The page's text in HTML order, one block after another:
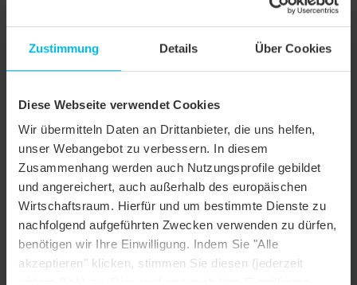
Zustimmung Details Über Cookies
Diese Webseite verwendet Cookies
Wir übermitteln Daten an Drittanbieter, die uns helfen,
unser Webangebot zu verbessern. In diesem
Zusammenhang werden auch Nutzungsprofile gebildet
und angereichert, auch außerhalb des europäischen
Wirtschaftsraum. Hierfür und um bestimmte Dienste zu
nachfolgend aufgeführten Zwecken verwenden zu dürfen,
benötigen wir Ihre Einwilligung. Indem Sie "Alle
akzeptieren" klicken, stimmen Sie diesen (jederzeit
DETTAGLI
CLASSI FUTURA
Famiglia di prodotto
Gruppo prodotto Tegole